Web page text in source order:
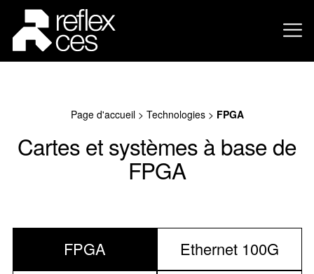
Page d'accueil> Technologies> FPGA
Cartes et systèmes à base de
FPGA
FPGA Ethernet 100G